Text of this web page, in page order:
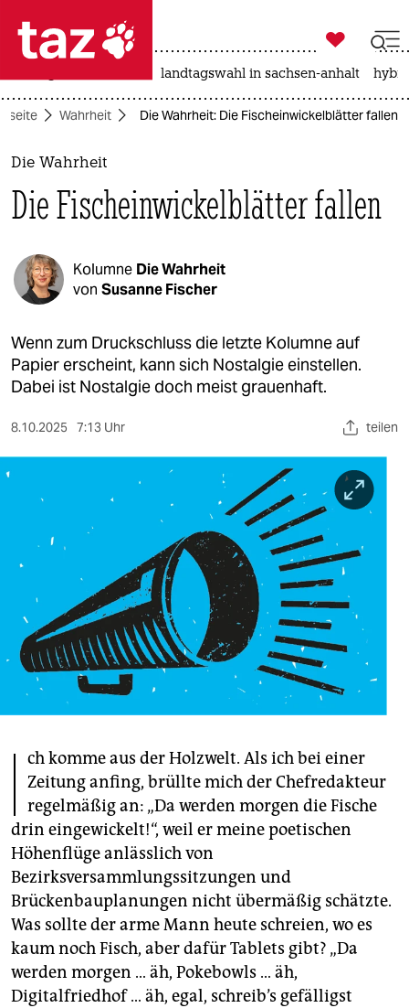
 taz zahl ich
taz zahl ich
themen
politik
öko
gesellschaft
kultur
sport
nord
wahrheit
verlag
verlag
veranstaltungen
shop
fragen & hilfe
unterstützen
abo
genossenschaft
epaper login

taz zahl ich
landtagswahl in sachsen-anhalt
Wahrheit Die Wahrheit: Die Fischeinwickelblätter fallen
Die Wahrheit
Die Fischeinwickelblätter fallen
Kolumne Die Wahrheit
von Susanne Fischer
Wenn zum Druckschluss die letzte Kolumne auf
Papier erscheint, kann sich Nostalgie einstellen.
Dabei ist Nostalgie doch meist grauenhaft.
8.10.2025 7:13 Uhr teilen
I ch komme aus der Holzwelt. Als ich bei einer
Zeitung anfing, brüllte mich der Chefredakteur
regelmäßig an: „Da werden morgen die Fische
drin eingewickelt!“, weil er meine poetischen
Höhenflüge anlässlich von
Bezirksversammlungssitzungen und
Brückenbauplanungen nicht übermäßig schätzte.
Was sollte der arme Mann heute schreien, wo es
kaum noch Fisch, aber dafür Tablets gibt? „Da
werden morgen … äh, Pokebowls … äh,
Digitalfriedhof … äh, egal, schreib’s gefälligst